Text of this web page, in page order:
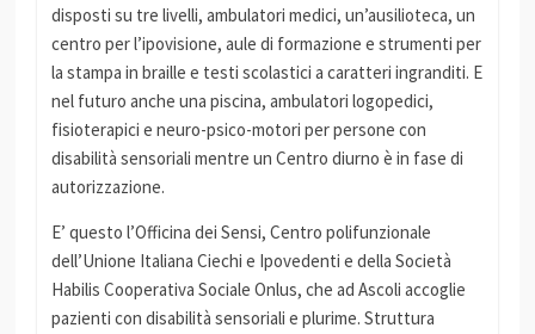
disposti su tre livelli, ambulatori medici, un’ausilioteca, un
centro per l’ipovisione, aule di formazione e strumenti per
la stampa in braille e testi scolastici a caratteri ingranditi. E
nel futuro anche una piscina, ambulatori logopedici,
fisioterapici e neuro-psico-motori per persone con
disabilità sensoriali mentre un Centro diurno è in fase di
autorizzazione.
E’ questo l’Officina dei Sensi, Centro polifunzionale
dell’Unione Italiana Ciechi e Ipovedenti e della Società
Habilis Cooperativa Sociale Onlus, che ad Ascoli accoglie
pazienti con disabilità sensoriali e plurime. Struttura